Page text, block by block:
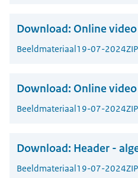
Download: Online
Beeldmateriaal19-07-2024
Download: Online
Beeldmateriaal19-07-2024
Download: Header -
Beeldmateriaal19-07-2024